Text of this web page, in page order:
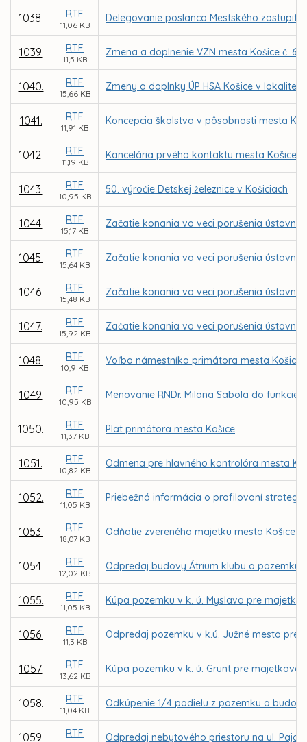
1038. RTF
11,06 KB
Delegovanie poslanca Mestského
1039. RTF
11,5 KB
Zmena a doplnenie VZN mesta Košice č.
1040. RTF
15,66 KB
Zmeny a doplnky ÚP HSA Košice v lokalite
1041. RTF
11,91 KB
Koncepcia školstva v pôsobnosti mesta
1042. RTF
11,19 KB
Kancelária prvého kontaktu mesta Košice
1043. RTF
10,95 KB
50. výročie Detskej železnice v Košiciach
1044. RTF
15,17 KB
Začatie konania vo veci porušenia
1045. RTF
15,64 KB
Začatie konania vo veci porušenia
1046. RTF
15,48 KB
Začatie konania vo veci porušenia
1047. RTF
15,92 KB
Začatie konania vo veci porušenia
1048. RTF
10,9 KB
Voľba námestníka primátora mesta Košice
1049. RTF
10,95 KB
Menovanie RNDr. Milana Sabola do
1050. RTF
11,37 KB
Plat primátora mesta Košice
1051. RTF
10,82 KB
Odmena pre hlavného kontrolóra mesta
1052. RTF
11,05 KB
Priebežná informácia o profilovaní
1053. RTF
18,07 KB
Odňatie zvereného majetku mesta Košice
1054. RTF
12,02 KB
Odpredaj budovy Átrium klubu a pozemku
1055. RTF
11,05 KB
Kúpa pozemku v k. ú. Myslava pre
1056. RTF
11,3 KB
Odpredaj pozemku v k.ú. Južné mesto pre
1057. RTF
13,62 KB
Kúpa pozemku v k. ú. Grunt pre
1058. RTF
11,04 KB
Odkúpenie 1/4 podielu z pozemku a
1059. RTF Odpredaj nebytového priestoru na ul.